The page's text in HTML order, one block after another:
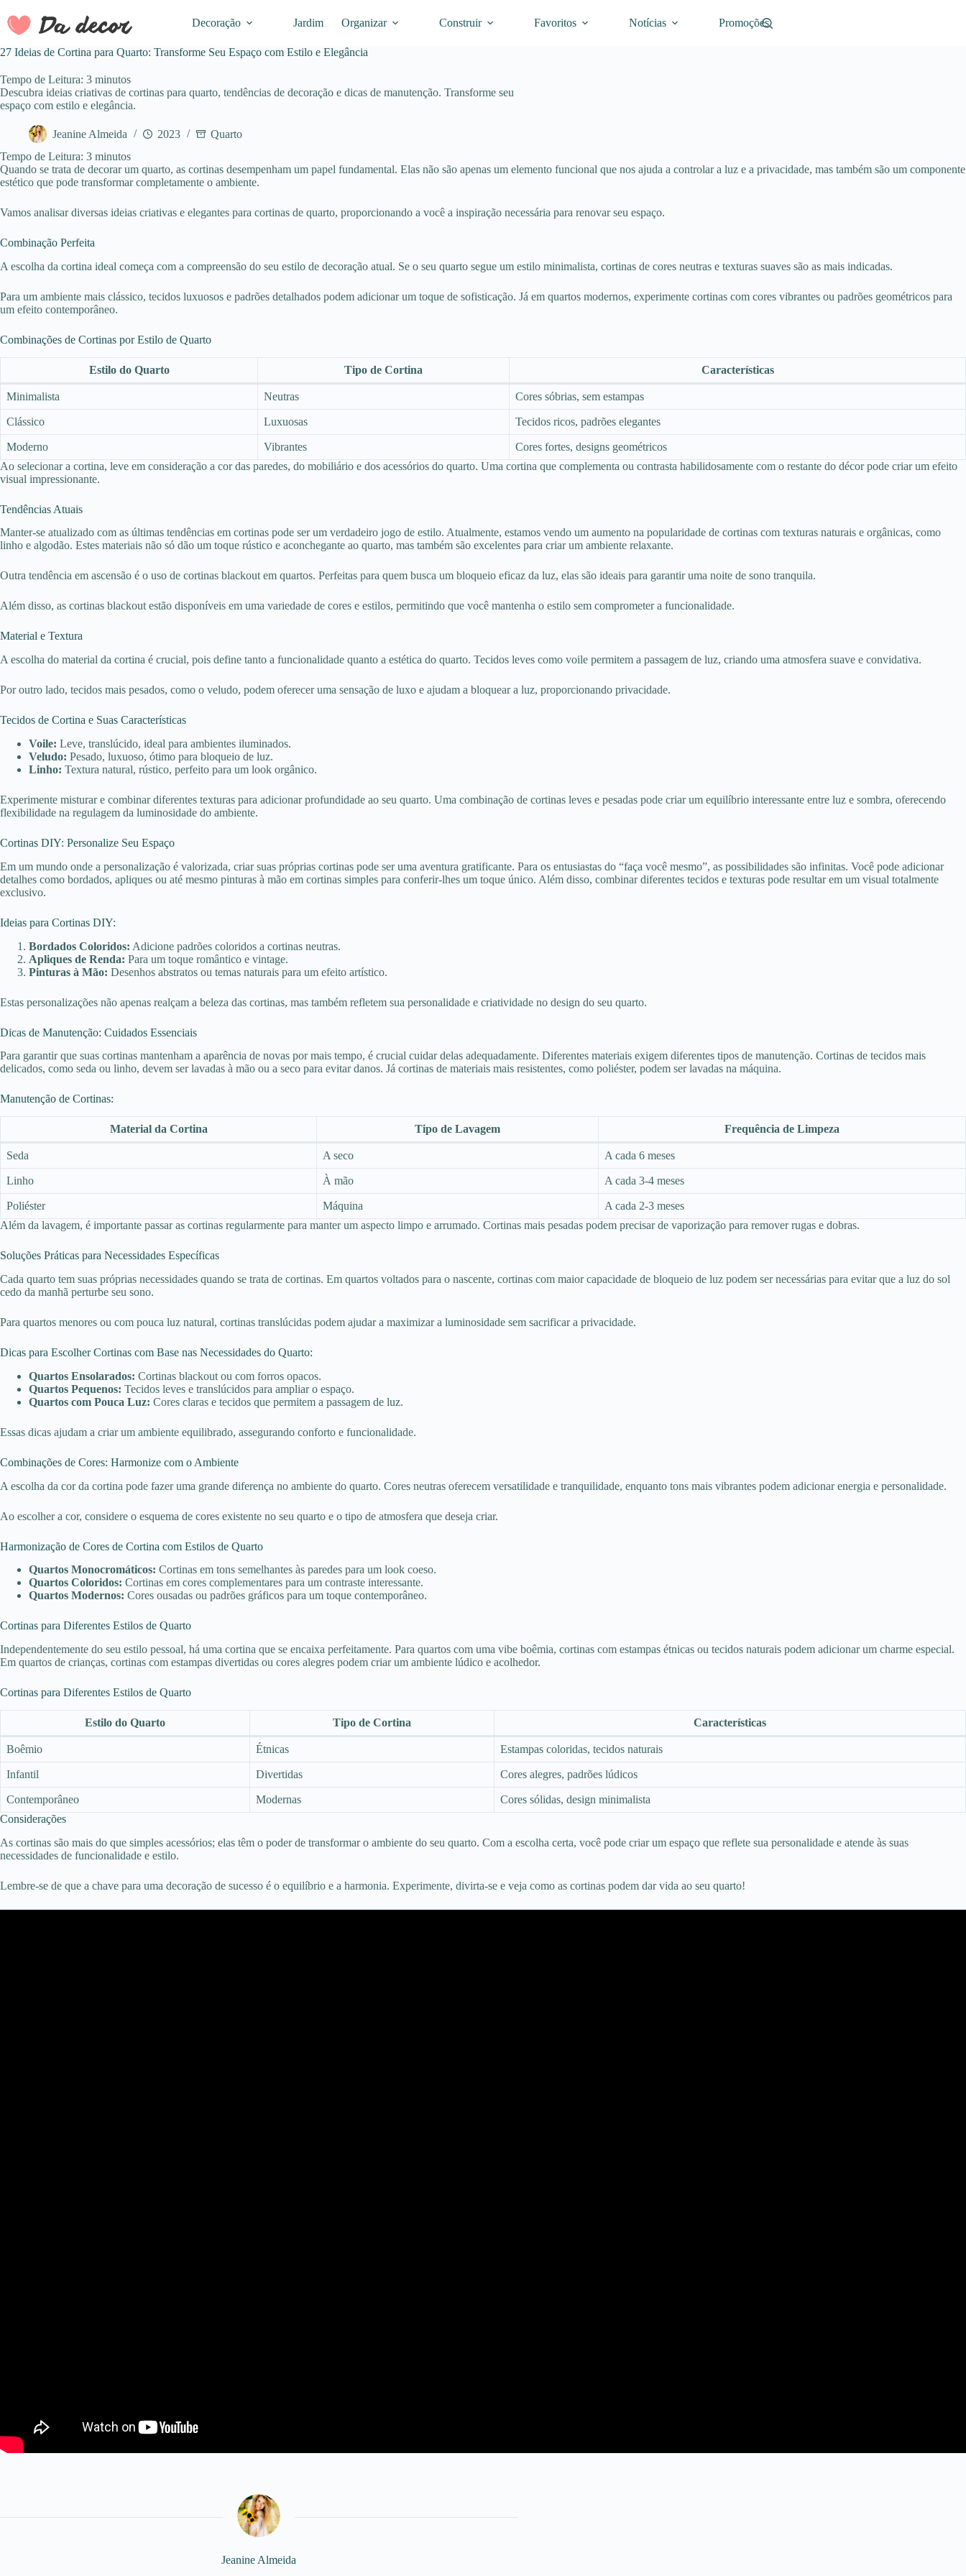
para
Decoração Jardim Organizar Construir Favoritos Notícias Promoções
27 Ideias de Cortina para Quarto: Transforme Seu Espaço com Estilo e Elegância
Tempo de Leitura: 3 minutos
Descubra ideias criativas de cortinas para quarto, tendências de decoração e dicas de manutenção. Transforme seu
espaço com estilo e elegância.
Jeanine Almeida 2023
Quarto
Tempo de Leitura: 3 minutos
Quando se trata de decorar um quarto, as cortinas desempenham um papel fundamental. Elas não são apenas um elemento funcional que nos ajuda a controlar a luz e a privacidade, mas também são um componente
estético que pode transformar completamente o ambiente.
Vamos analisar diversas ideias criativas e elegantes para cortinas de quarto, proporcionando a você a inspiração necessária para renovar seu espaço.
Combinação Perfeita
A escolha da cortina ideal começa com a compreensão do seu estilo de decoração atual. Se o seu quarto segue um estilo minimalista, cortinas de cores neutras e texturas suaves são as mais indicadas.
Para um ambiente mais clássico, tecidos luxuosos e padrões detalhados podem adicionar um toque de sofisticação. Já em quartos modernos, experimente cortinas com cores vibrantes ou padrões geométricos para
um efeito contemporâneo.
Combinações de Cortinas por Estilo de Quarto
Estilo do Quarto Tipo de Cortina Características
Minimalista Neutras Cores sóbrias, sem estampas
Clássico Luxuosas Tecidos ricos, padrões elegantes
Moderno Vibrantes
Cores fortes, designs geométricos
Ao selecionar a cortina, leve em consideração a cor das paredes, do mobiliário e dos acessórios do quarto. Uma cortina que complementa ou contrasta habilidosamente com o restante do décor pode criar um efeito
visual impressionante.
Tendências Atuais
Manter-se atualizado com as últimas tendências em cortinas pode ser um verdadeiro jogo de estilo. Atualmente, estamos vendo um aumento na popularidade de cortinas com texturas naturais e orgânicas, como
linho e algodão. Estes materiais não só dão um toque rústico e aconchegante ao quarto, mas também são excelentes para criar um ambiente relaxante.
Outra tendência em ascensão é o uso de cortinas blackout em quartos. Perfeitas para quem busca um bloqueio eficaz da luz, elas são ideais para garantir uma noite de sono tranquila.
Além disso, as cortinas blackout estão disponíveis em uma variedade de cores e estilos, permitindo que você mantenha o estilo sem comprometer a funcionalidade.
Material e Textura
A escolha do material da cortina é crucial, pois define tanto a funcionalidade quanto a estética do quarto. Tecidos leves como voile permitem a passagem de luz, criando uma atmosfera suave e convidativa.
Por outro lado, tecidos mais pesados, como o veludo, podem oferecer uma sensação de luxo e ajudam a bloquear a luz, proporcionando privacidade.
Tecidos de Cortina e Suas Características
Voile: Leve, translúcido, ideal para ambientes iluminados.
Veludo: Pesado, luxuoso, ótimo para bloqueio de luz.
Linho: Textura natural, rústico, perfeito para um look orgânico.
Experimente misturar e combinar diferentes texturas para adicionar profundidade ao seu quarto. Uma combinação de cortinas leves e pesadas pode criar um equilíbrio interessante entre luz e sombra, oferecendo
flexibilidade na regulagem da luminosidade do ambiente.
Cortinas DIY: Personalize Seu Espaço
Em um mundo onde a personalização é valorizada, criar suas próprias cortinas pode ser uma aventura gratificante. Para os entusiastas do “faça você mesmo”, as possibilidades são infinitas. Você pode adicionar
detalhes como bordados, apliques ou até mesmo pinturas à mão em cortinas simples para conferir-lhes um toque único. Além disso, combinar diferentes tecidos e texturas pode resultar em um visual totalmente
exclusivo.
Ideias para Cortinas DIY:
Bordados Coloridos: Adicione padrões coloridos a cortinas neutras.
Apliques de Renda: Para um toque romântico e vintage.
Pinturas à Mão: Desenhos abstratos ou temas naturais para um efeito artístico.
Estas personalizações não apenas realçam a beleza das cortinas, mas também refletem sua personalidade e criatividade no design do seu quarto.
Dicas de Manutenção: Cuidados Essenciais
Para garantir que suas cortinas mantenham a aparência de novas por mais tempo, é crucial cuidar delas adequadamente. Diferentes materiais exigem diferentes tipos de manutenção. Cortinas de tecidos mais
delicados, como seda ou linho, devem ser lavadas à mão ou a seco para evitar danos. Já cortinas de materiais mais resistentes, como poliéster, podem ser lavadas na máquina.
Manutenção de Cortinas:
Material da Cortina Tipo de Lavagem Frequência de Limpeza
Seda A seco A cada 6 meses
Linho À mão A cada 3-4 meses
Poliéster Máquina
A cada 2-3 meses
Além da lavagem, é importante passar as cortinas regularmente para manter um aspecto limpo e arrumado. Cortinas mais pesadas podem precisar de vaporização para remover rugas e dobras.
Soluções Práticas para Necessidades Específicas
Cada quarto tem suas próprias necessidades quando se trata de cortinas. Em quartos voltados para o nascente, cortinas com maior capacidade de bloqueio de luz podem ser necessárias para evitar que a luz do sol
cedo da manhã perturbe seu sono.
Para quartos menores ou com pouca luz natural, cortinas translúcidas podem ajudar a maximizar a luminosidade sem sacrificar a privacidade.
Dicas para Escolher Cortinas com Base nas Necessidades do Quarto:
Quartos Ensolarados: Cortinas blackout ou com forros opacos.
Quartos Pequenos: Tecidos leves e translúcidos para ampliar o espaço.
Quartos com Pouca Luz: Cores claras e tecidos que permitem a passagem de luz.
Essas dicas ajudam a criar um ambiente equilibrado, assegurando conforto e funcionalidade.
Combinações de Cores: Harmonize com o Ambiente
A escolha da cor da cortina pode fazer uma grande diferença no ambiente do quarto. Cores neutras oferecem versatilidade e tranquilidade, enquanto tons mais vibrantes podem adicionar energia e personalidade.
Ao escolher a cor, considere o esquema de cores existente no seu quarto e o tipo de atmosfera que deseja criar.
Harmonização de Cores de Cortina com Estilos de Quarto
Quartos Monocromáticos: Cortinas em tons semelhantes às paredes para um look coeso.
Quartos Coloridos: Cortinas em cores complementares para um contraste interessante.
Quartos Modernos: Cores ousadas ou padrões gráficos para um toque contemporâneo.
Cortinas para Diferentes Estilos de Quarto
Independentemente do seu estilo pessoal, há uma cortina que se encaixa perfeitamente. Para quartos com uma vibe boêmia, cortinas com estampas étnicas ou tecidos naturais podem adicionar um charme especial.
Em quartos de crianças, cortinas com estampas divertidas ou cores alegres podem criar um ambiente lúdico e acolhedor.
Cortinas para Diferentes Estilos de Quarto
Estilo do Quarto Tipo de Cortina Características
Boêmio Étnicas Estampas coloridas, tecidos naturais
Infantil Divertidas Cores alegres, padrões lúdicos
Contemporâneo Modernas
Cores sólidas, design minimalista
Considerações
As cortinas são mais do que simples acessórios; elas têm o poder de transformar o ambiente do seu quarto. Com a escolha certa, você pode criar um espaço que reflete sua personalidade e atende às suas
necessidades de funcionalidade e estilo.
Lembre-se de que a chave para uma decoração de sucesso é o equilíbrio e a harmonia. Experimente, divirta-se e veja como as cortinas podem dar vida ao seu quarto!
Jeanine Almeida